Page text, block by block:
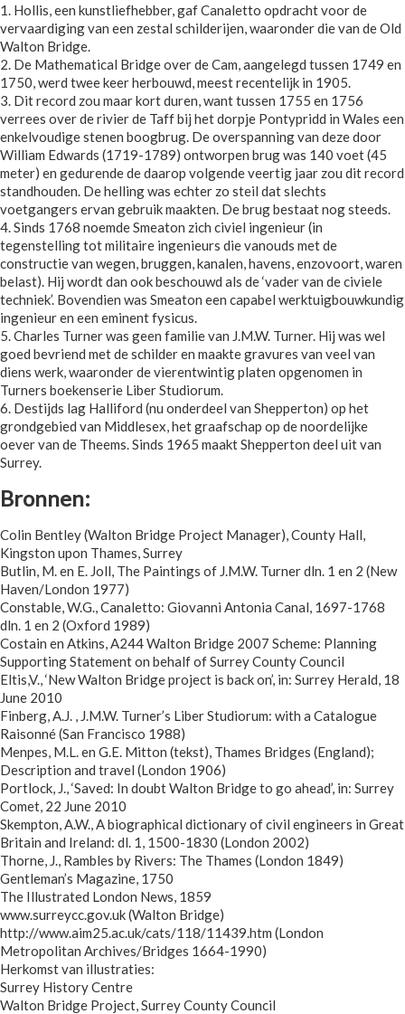
1. Hollis, een kunstliefhebber, gaf Canaletto opdracht voor de
vervaardiging van een zestal schilderijen, waaronder die van de Old
Walton Bridge.
2. De Mathematical Bridge over de Cam, aangelegd tussen 1749 en
1750, werd twee keer herbouwd, meest recentelijk in 1905.
3. Dit record zou maar kort duren, want tussen 1755 en 1756
verrees over de rivier de Taff bij het dorpje Pontypridd in Wales een
enkelvoudige stenen boogbrug. De overspanning van deze door
William Edwards (1719-1789) ontworpen brug was 140 voet (45
meter) en gedurende de daarop volgende veertig jaar zou dit record
standhouden. De helling was echter zo steil dat slechts
voetgangers ervan gebruik maakten. De brug bestaat nog steeds.
4. Sinds 1768 noemde Smeaton zich civiel ingenieur (in
tegenstelling tot militaire ingenieurs die vanouds met de
constructie van wegen, bruggen, kanalen, havens, enzovoort, waren
belast). Hij wordt dan ook beschouwd als de ‘vader van de civiele
techniek’. Bovendien was Smeaton een capabel werktuigbouwkundig
ingenieur en een eminent fysicus.
5. Charles Turner was geen familie van J.M.W. Turner. Hij was wel
goed bevriend met de schilder en maakte gravures van veel van
diens werk, waaronder de vierentwintig platen opgenomen in
Turners boekenserie Liber Studiorum.
6. Destijds lag Halliford (nu onderdeel van Shepperton) op het
grondgebied van Middlesex, het graafschap op de noordelijke
oever van de Theems. Sinds 1965 maakt Shepperton deel uit van
Surrey.
Bronnen:
Colin Bentley (Walton Bridge Project Manager), County Hall,
Kingston upon Thames, Surrey
Butlin, M. en E. Joll, The Paintings of J.M.W. Turner dln. 1 en 2 (New
Haven/London 1977)
Constable, W.G., Canaletto: Giovanni Antonia Canal, 1697-1768
dln. 1 en 2 (Oxford 1989)
Costain en Atkins, A244 Walton Bridge 2007 Scheme: Planning
Supporting Statement on behalf of Surrey County Council
Eltis,V., ‘New Walton Bridge project is back on’, in: Surrey Herald, 18
June 2010
Finberg, A.J. , J.M.W. Turner’s Liber Studiorum: with a Catalogue
Raisonné (San Francisco 1988)
Menpes, M.L. en G.E. Mitton (tekst), Thames Bridges (England);
Description and travel (London 1906)
Portlock, J., ‘Saved: In doubt Walton Bridge to go ahead’, in: Surrey
Comet, 22 June 2010
Skempton, A.W., A biographical dictionary of civil engineers in Great
Britain and Ireland: dl. 1, 1500-1830 (London 2002)
Thorne, J., Rambles by Rivers: The Thames (London 1849)
Gentleman’s Magazine, 1750
The Illustrated London News, 1859
www.surreycc.gov.uk (Walton Bridge)
http://www.aim25.ac.uk/cats/118/11439.htm (London
Metropolitan Archives/Bridges 1664-1990)
Herkomst van illustraties:
Surrey History Centre
Walton Bridge Project, Surrey County Council